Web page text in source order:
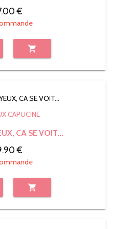
€
shopping_cart
CAPUCINE
CA SE VOIT...
€
shopping_cart